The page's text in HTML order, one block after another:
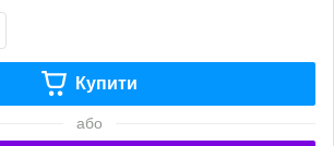
Купити
або